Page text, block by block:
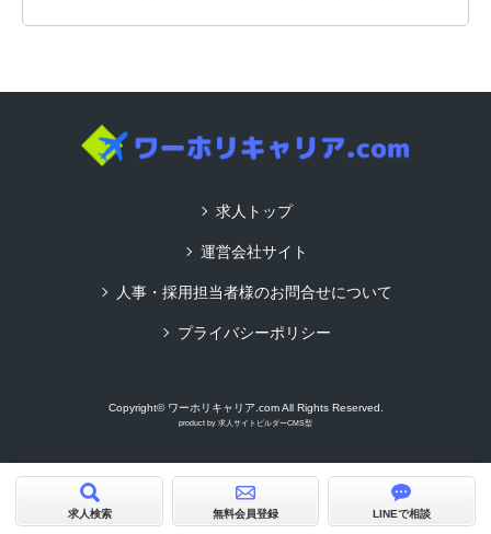
求人検索 無料会員登録 LINEで相談
求人トップ
運営会社サイト
人事・採用担当者様のお問合せについて
プライバシーポリシー
Copyright© ワーホリキャリア.com All Rights Reserved.
product by 求人サイトビルダーCMS型